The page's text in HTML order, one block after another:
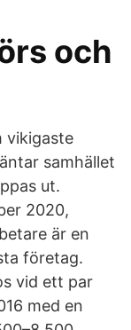
och
vikigaste
samhället
ut.
2020,
är en
företag.
vid ett par
med en